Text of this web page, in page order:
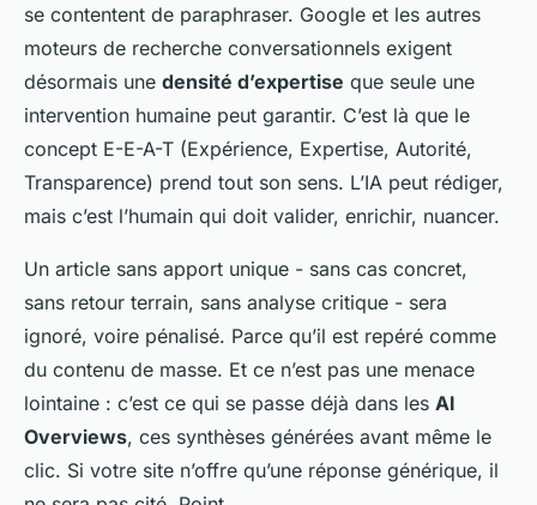
se contentent de paraphraser. Google et les autres
moteurs de recherche conversationnels exigent
désormais une densité d’expertise que seule une
intervention humaine peut garantir. C’est là que le
concept E-E-A-T (Expérience, Expertise, Autorité,
Transparence) prend tout son sens. L’IA peut rédiger,
mais c’est l’humain qui doit valider, enrichir, nuancer.
Un article sans apport unique - sans cas concret,
sans retour terrain, sans analyse critique - sera
ignoré, voire pénalisé. Parce qu’il est repéré comme
du contenu de masse. Et ce n’est pas une menace
lointaine : c’est ce qui se passe déjà dans les AI
Overviews, ces synthèses générées avant même le
clic. Si votre site n’offre qu’une réponse générique, il